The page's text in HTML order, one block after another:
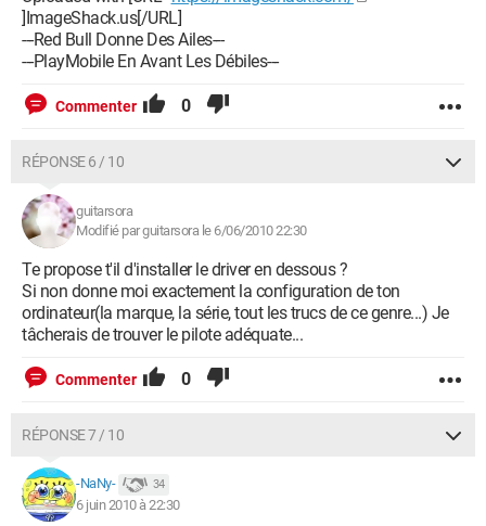
]ImageShack.us[/URL]
---Red Bull Donne Des Ailes---
---PlayMobile En Avant Les Débiles---
Commenter 0
RÉPONSE 6 / 10
guitarsora
Modifié par guitarsora le 6/06/2010 22:30
Te propose t'il d'installer le driver en dessous ?
Si non donne moi exactement la configuration de ton
ordinateur(la marque, la série, tout les trucs de ce genre...) Je
tâcherais de trouver le pilote adéquate...
Commenter 0
RÉPONSE 7 / 10
-NaNy- 34
6 juin 2010 à 22:30